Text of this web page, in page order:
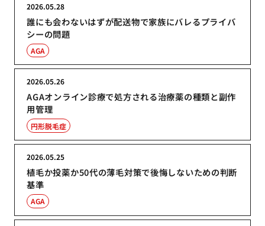
誰にも会わないはずが配送物で家族にバレるプライバ
シーの問題
2026.05.28
AGA
AGAオンライン診療で処方される治療薬の種類と副作
用管理
2026.05.26
円形脱毛症
植毛か投薬か50代の薄毛対策で後悔しないための判断
基準
2026.05.25
AGA